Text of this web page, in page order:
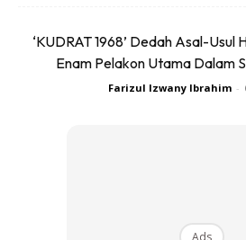
Ads
‘KUDRAT 1968’ Dedah Asal-Usul
Enam Pelakon Utama Dalam
Farizul Izwany Ibrahim -